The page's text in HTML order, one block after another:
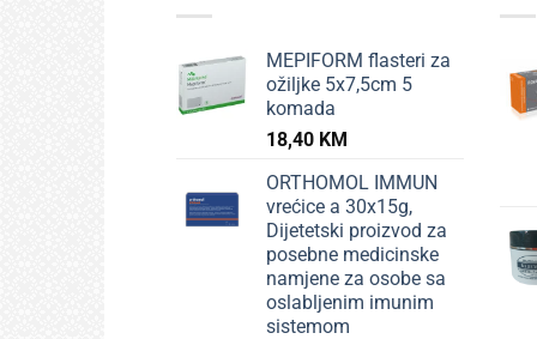
MEPIFORM flasteri za
ožiljke 5x7,5cm 5
komada
18,40 KM
ORTHOMOL IMMUN
vrećice a 30x15g,
Dijetetski proizvod za
posebne medicinske
namjene za osobe sa
oslabljenim imunim
sistemom